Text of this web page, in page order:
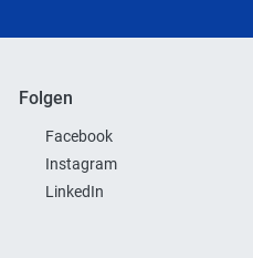
Folgen
Facebook
Instagram
LinkedIn